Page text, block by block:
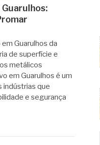
Guarulhos da
de superfície e
metálicos
em Guarulhos é um
indústrias que
e segurança